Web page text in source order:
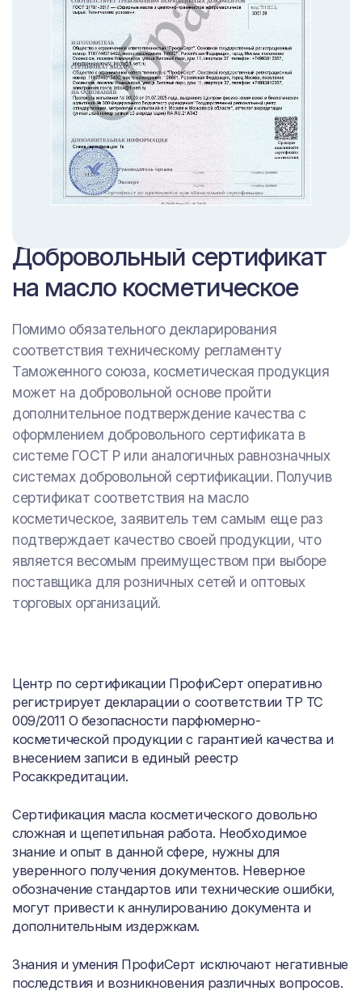
Добровольный сертификат
на масло косметическое
Помимо обязательного декларирования
соответствия техническому регламенту
Таможенного союза, косметическая продукция
может на добровольной основе пройти
дополнительное подтверждение качества с
оформлением добровольного сертификата в
системе ГОСТ Р или аналогичных равнозначных
системах добровольной сертификации. Получив
сертификат соответствия на масло
косметическое, заявитель тем самым еще раз
подтверждает качество своей продукции, что
является весомым преимуществом при выборе
поставщика для розничных сетей и оптовых
торговых организаций.
Центр по сертификации ПрофиСерт оперативно
регистрирует декларации о соответствии ТР ТС
009/2011 О безопасности парфюмерно-
косметической продукции с гарантией качества и
внесением записи в единый реестр
Росаккредитации.
Сертификация масла косметического довольно
сложная и щепетильная работа. Необходимое
знание и опыт в данной сфере, нужны для
уверенного получения документов. Неверное
обозначение стандартов или технические ошибки,
могут привести к аннулированию документа и
дополнительным издержкам.
Знания и умения ПрофиСерт исключают негативные
последствия и возникновения различных вопросов.